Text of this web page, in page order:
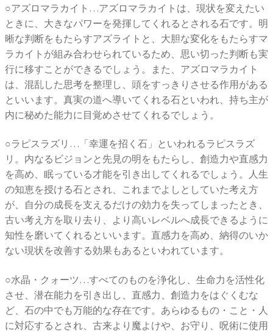
○アズロマラカイト…アズロマラカイトは、現状を変えたい
ときに、大きなパワーを発揮してくれるとされる石です。明
晰な判断をもたらすアズライトと、大胆な変化をもたらすマ
ラカイトが組み合わせられているため、思い切った判断も実
行に移すことができるでしょう。また、アズロマラカイト
は、混乱した思考を整理し、頭をすっきりさせる作用がある
といいます。真実の道へ導いてくれる石といわれ、持ち主が
内に秘めた能力に目覚めさせてくれるでしょう。
○ラピスラズリ…「幸運を招く石」といわれるラピスラズ
リ。内なるビジョンと先見の明をもたらし、創造力や直感力
を高め、眠っている才能を引き出してくれるでしょう。人生
の知恵を授ける石とされ、これまでよしとしていた考え方
が、自分の成長を支えるだけの効力を失ってしまったとき、
古い考え方を取り去り、より高いレベルへ成長できるように
知性を磨いてくれるといいます。直感力を高め、納得のいか
ない現状を改善する効果もあるといわれています。
○水晶・クォーツ…すべてのものを浄化し、生命力を活性化
させ、潜在能力を引き出し、直感力、創造力をはぐくむな
ど、石の中でも万能的な存在です。あらゆるもの・こと・人
に対応するとされ、古来より魔よけや、お守り、呪術に使用